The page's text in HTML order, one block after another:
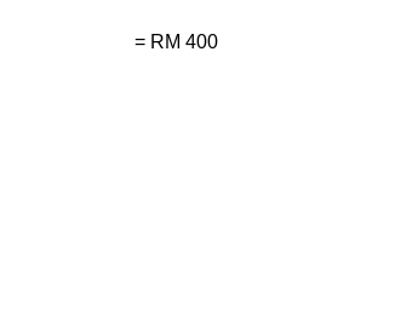
= RM 400